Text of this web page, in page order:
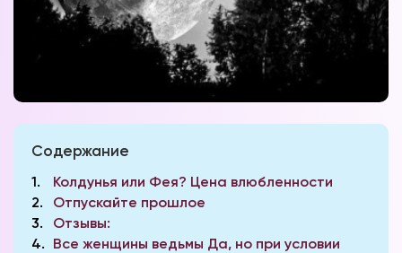
Содержание
1
Колдунья или Фея? Цена влюбленности
2
Отпускайте прошлое
3
Отзывы:
4
Все женщины ведьмы Да, но при условии